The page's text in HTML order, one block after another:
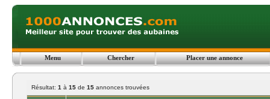
Menu Chercher Placer une annonce
Résultat: 1 à 15 de 15 annonces trouvées